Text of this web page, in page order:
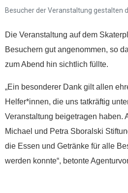
Besucher der Veranstaltung gestalten
Die Veranstaltung auf dem
Besuchern gut angenommen, so
zum Abend hin sichtlich füllte.
„Ein besonderer Dank gilt allen
Helfer*innen, die uns tatkräftig
Veranstaltung beigetragen haben.
Michael und Petra Sboralski
die Essen und Getränke für alle
werden konnte“, betonte
diese
Inhaber:
BIC:
Vielen
Wir können
Wunsch